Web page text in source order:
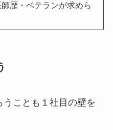
歴・ベテランが求めら
ことも１社目の壁を